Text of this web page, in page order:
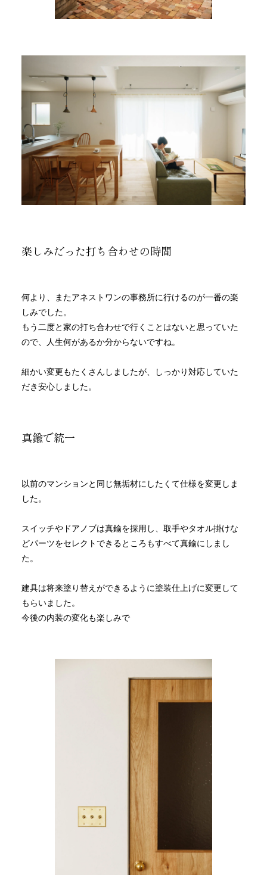
楽しみだった打ち合わせの時間
何より、またアネストワンの事務所に行けるのが一番の楽
しみでした。
もう二度と家の打ち合わせで行くことはないと思っていた
ので、人生何があるか分からないですね。
細かい変更もたくさんしましたが、しっかり対応していた
だき安心しました。
真鍮で統一
以前のマンションと同じ無垢材にしたくて仕様を変更しま
した。
スイッチやドアノブは真鍮を採用し、取手やタオル掛けな
どパーツをセレクトできるところもすべて真鍮にしまし
た。
建具は将来塗り替えができるように塗装仕上げに変更して
もらいました。
今後の内装の変化も楽しみで